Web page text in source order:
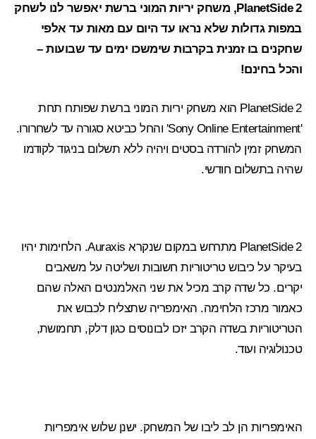
PlanetSide 2, משחק יריות המוני ברשת יאפשר לנו לשחק
במפות גדולות שלא נראו עד היום עם מאות עד אלפי
שחקנים בו זמנית בקרבות שימשכו ימים עד שבועות –
והכל בחינם!
PlanetSide 2 הוא משחק יריות המוני ברשת שפותח תחת
'Sony Online Entertainment' והחל כביטא סגורה עד לשחרורו.
המשחק זמין להורדה בסטים ויהיה ללא תשלום בניגוד לקודמו
שהיה בתשלום חודשי.
PlanetSide 2 מתרחש במקום שנקרא Auraxis. הלחימות יהיו
בעיקר על כיבוש טריטוריות חשובות ושליטה על משאבים
יקרים. כל שדה קרב מכיל את שני האלמנטים האלה שהם
כאמור מרכז הלחימה. האימפריה שתצליח לכבוש את
הטריטוריות בשדה הקרב יזכו לבונוסים כגון דלק, תחמושת,
טכנולוגיה ועוד.
האימפריות הן לב ליבו של המשחק. ישנן שלוש אימפריות